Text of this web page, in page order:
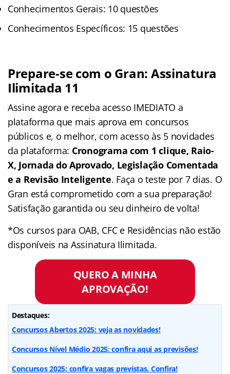
Conhecimentos Gerais: 10 questões
Conhecimentos Específicos: 15 questões
Prepare-se com o Gran: Assinatura
Ilimitada 11
Assine agora e receba acesso IMEDIATO a
plataforma que mais aprova em concursos
públicos e, o melhor, com acesso às 5 novidades
da plataforma: Cronograma com 1 clique, Raio-
X, Jornada do Aprovado, Legislação Comentada
e a Revisão Inteligente. Faça o teste por 7 dias. O
Gran está comprometido com a sua preparação!
Satisfação garantida ou seu dinheiro de volta!
*Os cursos para OAB, CFC e Residências não estão
disponíveis na Assinatura Ilimitada.
QUERO A MINHA
APROVAÇÃO!
Destaques:
Concursos Abertos 2025: veja as novidades!
Concursos Nível Médio 2025: confira aqui as previsões!
Concursos 2025: confira vagas previstas. Confira!